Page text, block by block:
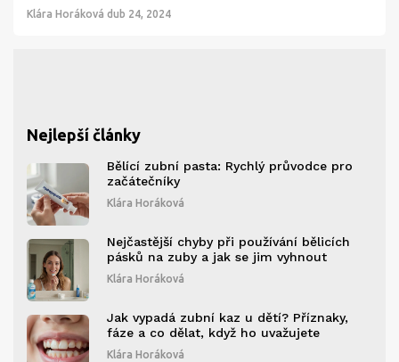
Klára Horáková dub 24, 2024
Nejlepší články
Bělící zubní pasta: Rychlý průvodce pro
začátečníky
Klára Horáková
Nejčastější chyby při používání bělicích
pásků na zuby a jak se jim vyhnout
Klára Horáková
Jak vypadá zubní kaz u dětí? Příznaky,
fáze a co dělat, když ho uvažujete
Klára Horáková